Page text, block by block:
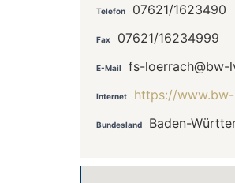
Telefon 07621/1623490
Fax 07621/16234999
E-Mail fs-loerrach@bw-
Internet https://
Bundesland Baden-